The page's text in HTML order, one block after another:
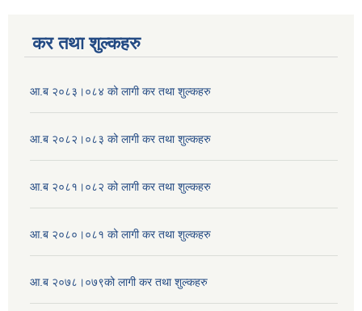
कर तथा शुल्कहरु
आ.ब २०८३।०८४ को लागी कर तथा शुल्कहरु
आ.ब २०८२।०८३ को लागी कर तथा शुल्कहरु
आ.ब २०८१।०८२ को लागी कर तथा शुल्कहरु
आ.ब २०८०।०८१ को लागी कर तथा शुल्कहरु
आ.ब २०७८।०७९को लागी कर तथा शुल्कहरु